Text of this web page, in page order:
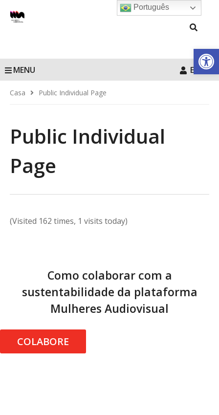
Barra de
MENU Entrar
Casa Public Individual Page
Public Individual
Page
(Visited 162 times, 1 visits today)
Como colaborar com a
sustentabilidade da plataforma
Mulheres Audiovisual
COLABORE
Português